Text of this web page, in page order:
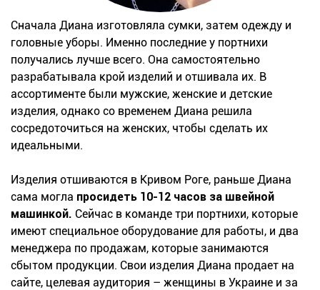
Сначала Диана изготовляла сумки, затем одежду и
головные уборы. Именно последние у портнихи
получались лучше всего. Она самостоятельно
разрабатывала крой изделий и отшивала их. В
ассортименте были мужские, женские и детские
изделия, однако со временем Диана решила
сосредоточиться на женских, чтобы сделать их
идеальными.
Изделия отшиваются в Кривом Роге, раньше Диана
сама могла просидеть 10-12 часов за швейной
машинкой. Сейчас в команде три портнихи, которые
имеют специальное оборудование для работы, и два
менеджера по продажам, которые занимаются
сбытом продукции. Свои изделия Диана продает на
сайте, целевая аудитория – женщины в Украине и за